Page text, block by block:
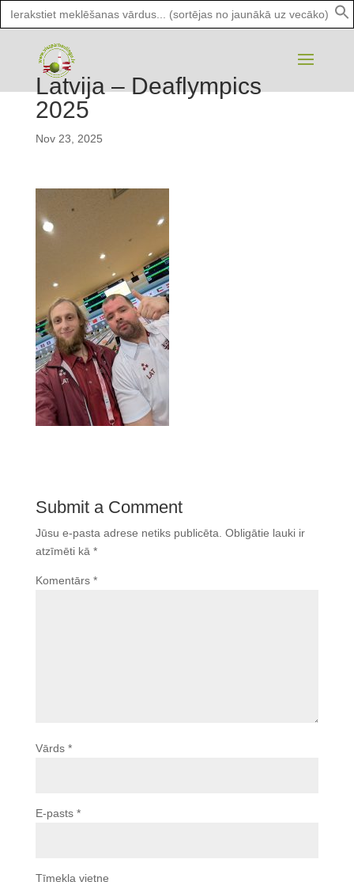
Search
for:
Latvija – Deaflympics
2025
Nov 23, 2025
Submit a Comment
Jūsu e-pasta adrese netiks publicēta. Obligātie lauki ir
atzīmēti kā *
Komentārs *
Vārds *
E-pasts *
Tīmekļa vietne